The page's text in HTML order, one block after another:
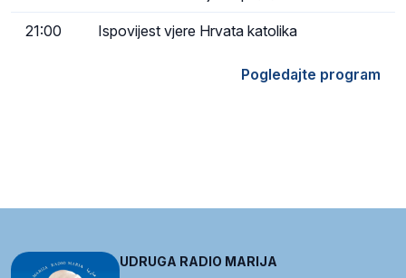
21:00 Ispovijest vjere Hrvata katolika
Pogledajte program
UDRUGA RADIO MARIJA